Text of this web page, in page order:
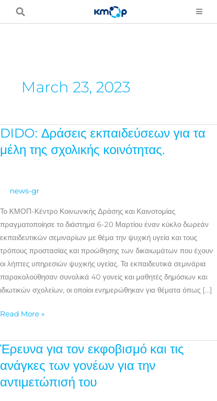
March 23, 2023
DIDO: Δράσεις εκπαιδεύσεων για τα
μέλη της σχολικής κοινότητας.
news-gr
Το ΚΜΟΠ-Κέντρο Κοινωνικής Δράσης και Καινοτομίας
πραγματοποίησε το διάστημα 6-20 Μαρτίου έναν κύκλο δωρεάν
εκπαιδευτικών σεμιναρίων με θέμα την ψυχική υγεία και τους
τρόπους προστασίας και προώθησης των δικαιωμάτων που έχουν
οι λήπτες υπηρεσιών ψυχικής υγείας. Τα εκπαιδευτικά σεμινάρια
παρακολούθησαν συνολικά 40 γονείς και μαθητές δημόσιων και
ιδιωτικών σχολείων, οι οποίοι ενημερώθηκαν για θέματα όπως […]
DIDO:
Δράσεις
εκπαιδεύσεων
μέλη
της
σχολικής
κοινότητας.
Read More »
Έρευνα για τον εκφοβισμό και τις
ανάγκες των γονέων για την
αντιμετώπισή του
Έρευνα
εκφοβισμό